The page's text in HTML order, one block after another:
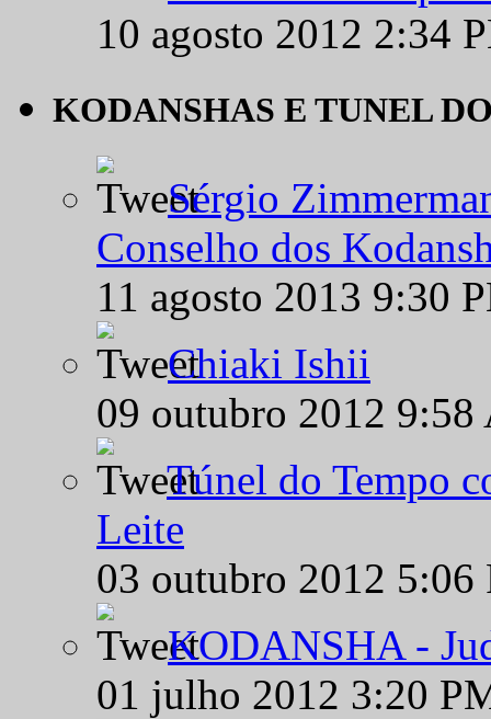
10 agosto 2012 2:34
KODANSHAS E TUNEL
Sérgio
Conselho dos
11 agosto 2013 9:30
Chiaki Ishii
09 outubro 2012
Túnel do Tempo
Leite
03 outubro 2012
KODANSHA -
01 julho 2012 3:20